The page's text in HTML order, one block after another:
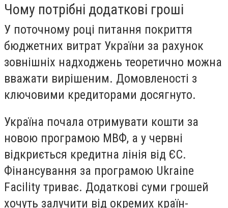
Чому потрібні додаткові гроші
У поточному році питання покриття
бюджетних витрат України за рахунок
зовнішніх надходжень теоретично можна
вважати вирішеним. Домовленості з
ключовими кредиторами досягнуто.
Україна почала отримувати кошти за
новою програмою МВФ, а у червні
відкриється кредитна лінія від ЄС.
Фінансування за програмою Ukraine
Facility триває. Додаткові суми грошей
хочуть залучити від окремих країн-